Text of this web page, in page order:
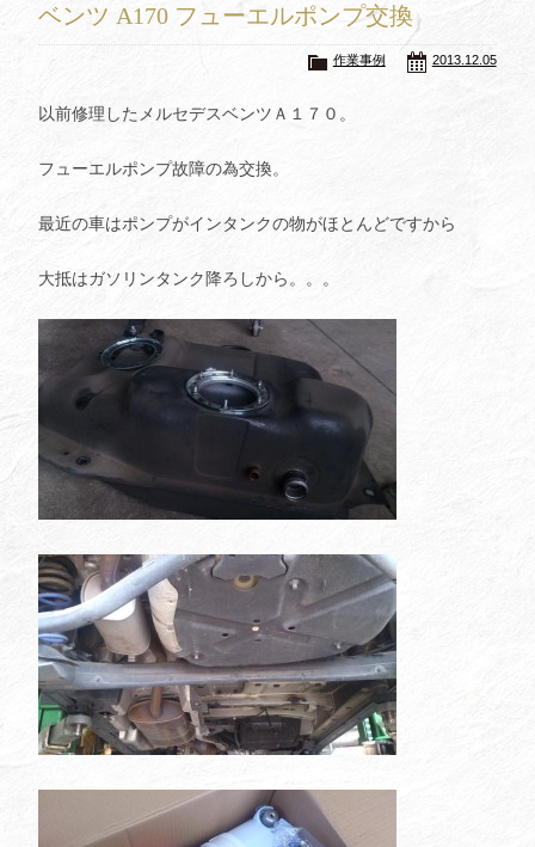
会社概要
ベンツ A170 フューエルポンプ交換
2013.12.05
作業事例
以前修理したメルセデスベンツＡ１７０。
フューエルポンプ故障の為交換。
最近の車はポンプがインタンクの物がほとんどですから
大抵はガソリンタンク降ろしから。。。